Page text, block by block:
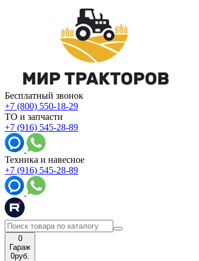
Бесплатный звонок
+7 (800) 550-18-29
ТО и запчасти
+7 (916) 545-28-89
Техника и навесное
+7 (916) 545-28-89
0
Гараж
0руб.